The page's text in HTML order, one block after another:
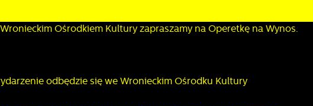
Ośrodkiem Kultury zapraszamy na Operetkę na Wynos.
odbędzie się we Wronieckim Ośrodku Kultury